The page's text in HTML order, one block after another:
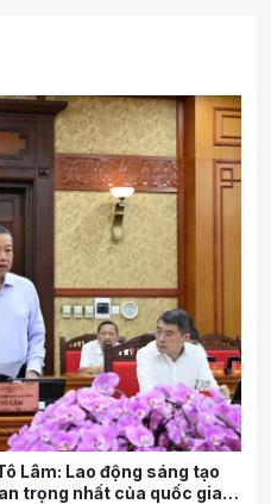
Lâm: Lao động sáng tạo
trọng nhất của quốc gia